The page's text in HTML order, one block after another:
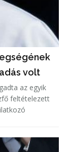
volt
az egyik
feltételezett